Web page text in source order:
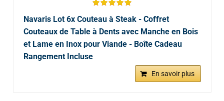
Navaris Lot 6x Couteau à Steak - Coffret
Couteaux de Table à Dents avec Manche en Bois
et Lame en Inox pour Viande - Boîte Cadeau
Rangement Incluse
En savoir plus